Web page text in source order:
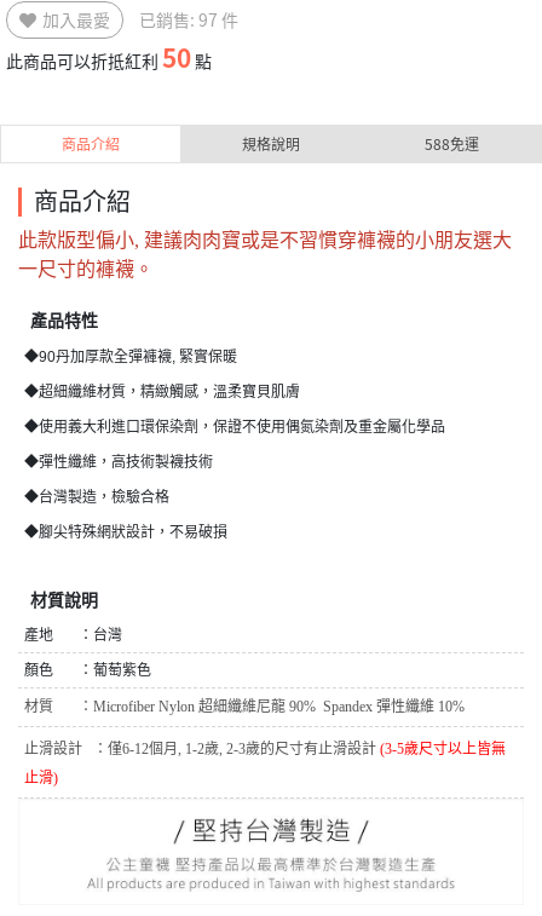
加入最愛
已銷售: 97 件
此商品可以折抵紅利 50點
商品介紹 規格說明 588免運
商品介紹
此款版型偏小, 建議肉肉寶或是不習慣穿褲襪的小朋友選大
一尺寸的褲襪。
產品特性
◆90丹加厚款全彈褲襪, 緊實保暖
◆超細纖維材質，精緻觸感，溫柔寶貝肌膚
◆使用義大利進口環保染劑 ， 保證不使用偶氮染劑及重金屬化學品
◆彈性纖維，高技術製襪技術
◆台灣製造，檢驗合格
◆腳尖特殊網狀設計，不易破損
材質說明
產地 ：台灣
顏色 ：葡萄紫色
材質 ： Microfiber Nylon 超細纖維尼龍 90% Spandex 彈性纖維 10%
止滑設計 ： 僅6-12個月, 1-2歲, 2-3歲的尺寸有止滑設計 (3-5歲尺寸以上皆無
止滑)